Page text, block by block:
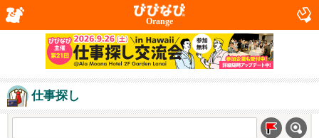
Orange
仕事探し